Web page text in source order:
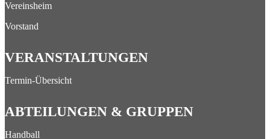
Vereinsheim
Vorstand
VERANSTALTUNGEN
Termin-Übersicht
ABTEILUNGEN & GRUPPEN
Handball